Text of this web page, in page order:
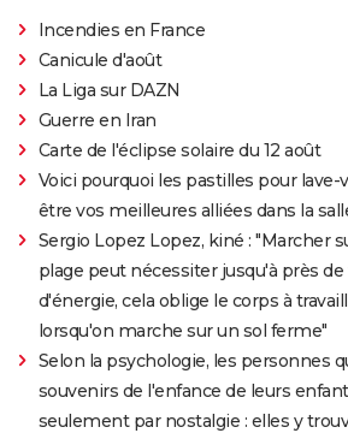
Incendies en France
Canicule d'août
La Liga sur DAZN
Guerre en Iran
Carte de l'éclipse solaire du 12 août
Voici pourquoi les pastilles pour lave-
être vos meilleures alliées dans la
Sergio Lopez Lopez, kiné : "Marcher
plage peut nécessiter jusqu'à près
d'énergie, cela oblige le corps à
lorsqu'on marche sur un sol ferme"
Selon la psychologie, les personnes
souvenirs de l'enfance de leurs
seulement par nostalgie : elles y